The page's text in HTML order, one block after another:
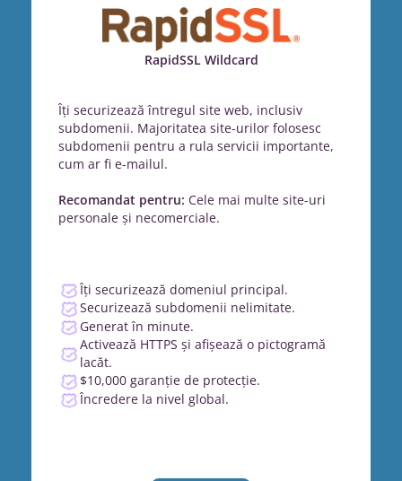
RapidSSL Wildcard
Îți securizează întregul site web, inclusiv
subdomenii. Majoritatea site-urilor folosesc
subdomenii pentru a rula servicii importante,
cum ar fi e-mailul.
Recomandat pentru: Cele mai multe site-uri
personale și necomerciale.
Îți securizează domeniul principal.
Securizează subdomenii nelimitate.
Generat în minute.
Activează HTTPS și afișează o pictogramă
lacăt.
$10,000 garanție de protecție.
Încredere la nivel global.